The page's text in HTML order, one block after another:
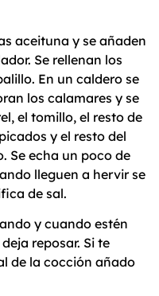
aceituna y se añaden
Se rellenan los
En un caldero se
los calamares y se
el tomillo, el resto de
y el resto del
Se echa un poco de
lleguen a hervir se
de sal.
y cuando estén
reposar. Si te
de la cocción añado